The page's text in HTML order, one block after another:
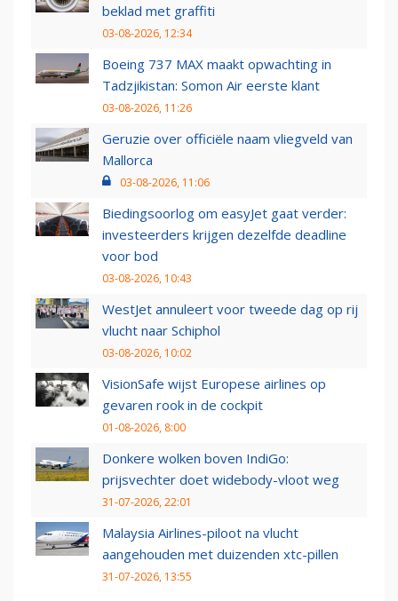
beklad met graffiti
03-08-2026, 12:34
Boeing 737 MAX maakt opwachting in
Tadzjikistan: Somon Air eerste klant
03-08-2026, 11:26
Geruzie over officiële naam vliegveld van
Mallorca
03-08-2026, 11:06
Biedingsoorlog om easyJet gaat verder:
investeerders krijgen dezelfde deadline
voor bod
03-08-2026, 10:43
WestJet annuleert voor tweede dag op rij
vlucht naar Schiphol
03-08-2026, 10:02
VisionSafe wijst Europese airlines op
gevaren rook in de cockpit
01-08-2026, 8:00
Donkere wolken boven IndiGo:
prijsvechter doet widebody-vloot weg
31-07-2026, 22:01
Malaysia Airlines-piloot na vlucht
aangehouden met duizenden xtc-pillen
31-07-2026, 13:55